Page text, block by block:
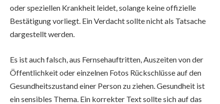
oder speziellen Krankheit leidet, solange keine offizielle
Bestätigung vorliegt. Ein Verdacht sollte nicht als Tatsache
dargestellt werden.
Es ist auch falsch, aus Fernsehauftritten, Auszeiten von der
Öffentlichkeit oder einzelnen Fotos Rückschlüsse auf den
Gesundheitszustand einer Person zu ziehen. Gesundheit ist
ein sensibles Thema. Ein korrekter Text sollte sich auf das